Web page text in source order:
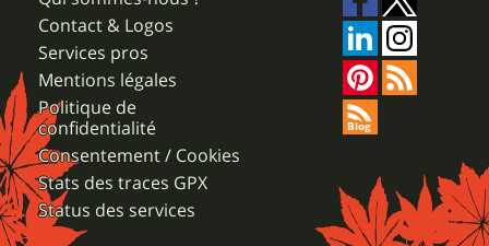
Contact & Logos
Services pros
Mentions légales
Politique de
confidentialité
Consentement / Cookies
Stats des traces GPX
Status des services